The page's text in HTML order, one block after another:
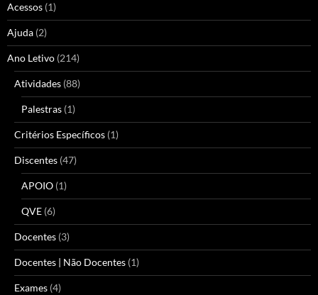
Acessos (1)
Ajuda (2)
Ano Letivo (214)
Atividades (88)
Palestras (1)
Critérios Específicos (1)
Discentes (47)
APOIO (1)
QVE (6)
Docentes (3)
Docentes | Não Docentes (1)
Exames (4)